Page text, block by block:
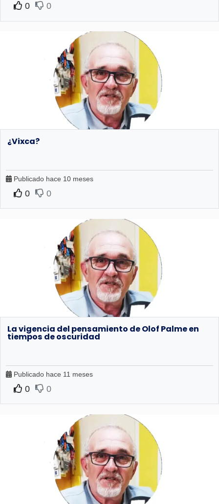
0 0
¿Vixca?
Publicado hace 10 meses
0 0
La vigencia del pensamiento de Olof Palme en
tiempos de oscuridad
Publicado hace 11 meses
0 0